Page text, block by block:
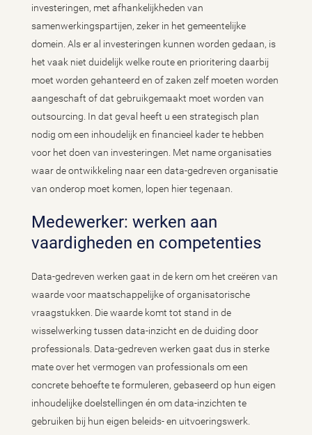
investeringen, met afhankelijkheden van
samenwerkingspartijen, zeker in het gemeentelijke
domein. Als er al investeringen kunnen worden gedaan, is
het vaak niet duidelijk welke route en prioritering daarbij
moet worden gehanteerd en of zaken zelf moeten worden
aangeschaft of dat gebruikgemaakt moet worden van
outsourcing. In dat geval heeft u een strategisch plan
nodig om een inhoudelijk en financieel kader te hebben
voor het doen van investeringen. Met name organisaties
waar de ontwikkeling naar een data-gedreven organisatie
van onderop moet komen, lopen hier tegenaan.
Medewerker: werken aan
vaardigheden en competenties
Data-gedreven werken gaat in de kern om het creëren van
waarde voor maatschappelijke of organisatorische
vraagstukken. Die waarde komt tot stand in de
wisselwerking tussen data-inzicht en de duiding door
professionals. Data-gedreven werken gaat dus in sterke
mate over het vermogen van professionals om een
concrete behoefte te formuleren, gebaseerd op hun eigen
inhoudelijke doelstellingen én om data-inzichten te
gebruiken bij hun eigen beleids- en uitvoeringswerk.